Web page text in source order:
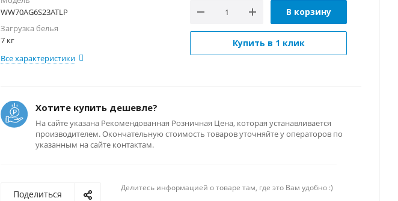
WW70AG6S23ATLP
Загрузка белья
7 кг
Все характеристики
В корзину
Купить в 1 клик
Хотите купить дешевле?
На сайте указана Рекомендованная Розничная Цена, которая устанавливается
производителем. Окончательную стоимость товаров уточняйте у операторов по
указанным на сайте контактам.
Поделиться
Делитесь информацией о товаре там, где это Вам удобно :)